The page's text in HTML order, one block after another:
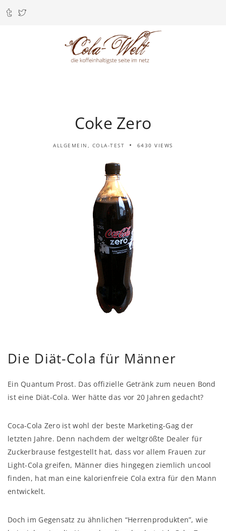
Coke Zero
ALLGEMEIN , COLA-TEST 6430 VIEWS
Die Diät-Cola für Männer
Ein Quantum Prost. Das offizielle Getränk zum neuen Bond
ist eine Diät-Cola. Wer hätte das vor 20 Jahren gedacht?
Coca-Cola Zero ist wohl der beste Marketing-Gag der
letzten Jahre. Denn nachdem der weltgrößte Dealer für
Zuckerbrause festgestellt hat, dass vor allem Frauen zur
Light-Cola greifen, Männer dies hingegen ziemlich uncool
finden, hat man eine kalorienfreie Cola extra für den Mann
entwickelt.
Doch im Gegensatz zu ähnlichen “Herrenprodukten”, wie